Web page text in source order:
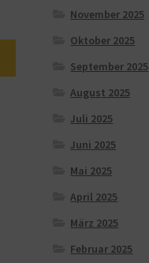
November 2025
Oktober 2025
September 2025
August 2025
Juli 2025
Juni 2025
Mai 2025
April 2025
März 2025
Februar 2025